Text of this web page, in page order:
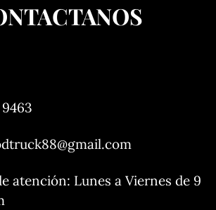
atención: Lunes a Viernes de 9